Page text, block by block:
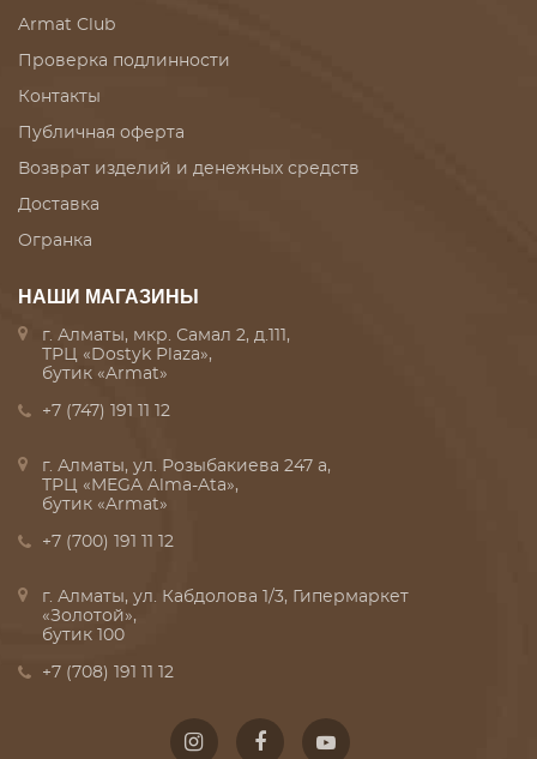
Armat Club
Проверка подлинности
Контакты
Публичная оферта
Возврат изделий и денежных средств
Доставка
Огранка
НАШИ МАГАЗИНЫ
г. Алматы, мкр. Самал 2, д.111,
ТРЦ «Dostyk Plaza»,
бутик «Armat»
+7 (747) 191 11 12
г. Алматы, ул. Розыбакиева 247 а,
ТРЦ «MEGA Alma-Ata»,
бутик «Armat»
+7 (700) 191 11 12
г. Алматы, ул. Кабдолова 1/3, Гипермаркет
«Золотой»,
бутик 100
+7 (708) 191 11 12